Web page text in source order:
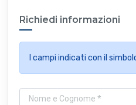
Richiedi informazioni
I campi indicati con il